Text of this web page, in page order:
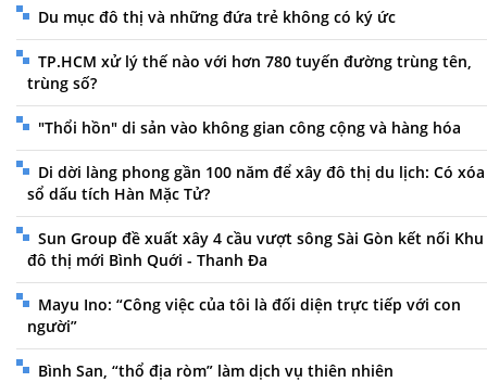
Du mục đô thị và những đứa trẻ không có ký ức
TP.HCM xử lý thế nào với hơn 780 tuyến đường trùng tên,
trùng số?
"Thổi hồn" di sản vào không gian công cộng và hàng hóa
Di dời làng phong gần 100 năm để xây đô thị du lịch: Có xóa
sổ dấu tích Hàn Mặc Tử?
Sun Group đề xuất xây 4 cầu vượt sông Sài Gòn kết nối Khu
đô thị mới Bình Quới - Thanh Đa
Mayu Ino: “Công việc của tôi là đối diện trực tiếp với con
người”
Bình San, “thổ địa ròm” làm dịch vụ thiên nhiên